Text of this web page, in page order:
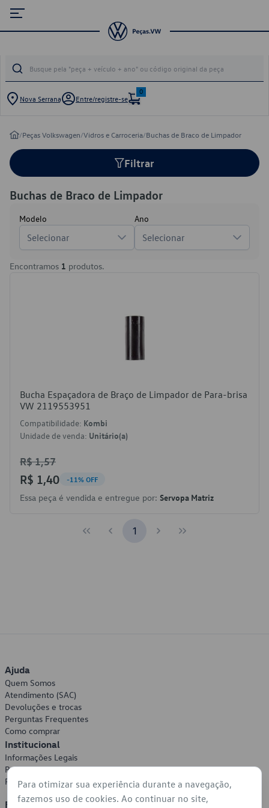
Nova Serrana Entre/registre-se
0
/Peças Volkswagen/Vidros e Carroceria/Buchas de Braco de Limpador
Filtrar
Buchas de Braco de Limpador
Modelo
Selecionar
Ano
Selecionar
Encontramos 1 produtos.
Bucha Espaçadora de Braço de Limpador de Para-brisa
VW 2119553951
Compatibilidade: Kombi
Unidade de venda: Unitário(a)
R$ 1,57
R$ 1,40 -11% OFF
Essa peça é vendida e entregue por: Servopa Matriz
1
Ajuda
Quem Somos
Atendimento (SAC)
Devoluções e trocas
Perguntas Frequentes
Como comprar
Institucional
Informações Legais
Política de Privacidade
Política de Cookies
Formas de Pagamento
Para otimizar sua experiência durante a navegação,
fazemos uso de cookies. Ao continuar no site,